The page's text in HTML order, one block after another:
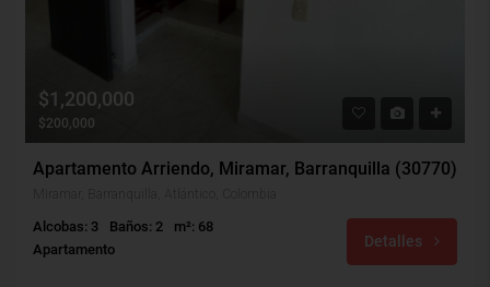
$1,200,000
$200,000
Apartamento Arriendo, Miramar, Barranquilla (30770)
Alcobas: 3 Baños: 2
m²: 68
Apartamento
Detalles